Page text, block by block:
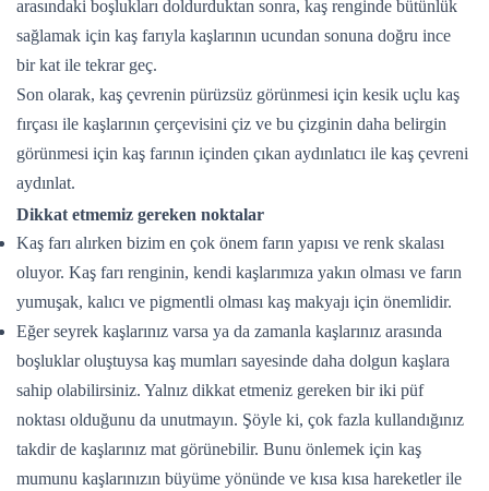
arasındaki boşlukları doldurduktan sonra, kaş renginde bütünlük
sağlamak için kaş farıyla kaşlarının ucundan sonuna doğru ince
bir kat ile tekrar geç.
Son olarak, kaş çevrenin pürüzsüz görünmesi için kesik uçlu kaş
fırçası ile kaşlarının çerçevisini çiz ve bu çizginin daha belirgin
görünmesi için kaş farının içinden çıkan aydınlatıcı ile kaş çevreni
aydınlat.
Dikkat etmemiz gereken noktalar
Kaş farı alırken bizim en çok önem farın yapısı ve renk skalası
oluyor. Kaş farı renginin, kendi kaşlarımıza yakın olması ve farın
yumuşak, kalıcı ve pigmentli olması kaş makyajı için önemlidir.
Eğer seyrek kaşlarınız varsa ya da zamanla kaşlarınız arasında
boşluklar oluştuysa kaş mumları sayesinde daha dolgun kaşlara
sahip olabilirsiniz. Yalnız dikkat etmeniz gereken bir iki püf
noktası olduğunu da unutmayın. Şöyle ki, çok fazla kullandığınız
takdir de kaşlarınız mat görünebilir. Bunu önlemek için kaş
mumunu kaşlarınızın büyüme yönünde ve kısa kısa hareketler ile